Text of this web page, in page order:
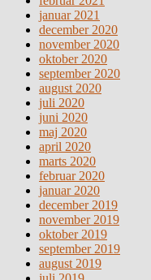
januar 2021
december 2020
november 2020
oktober 2020
september 2020
august 2020
juli 2020
juni 2020
maj 2020
april 2020
marts 2020
februar 2020
januar 2020
december 2019
november 2019
oktober 2019
september 2019
august 2019